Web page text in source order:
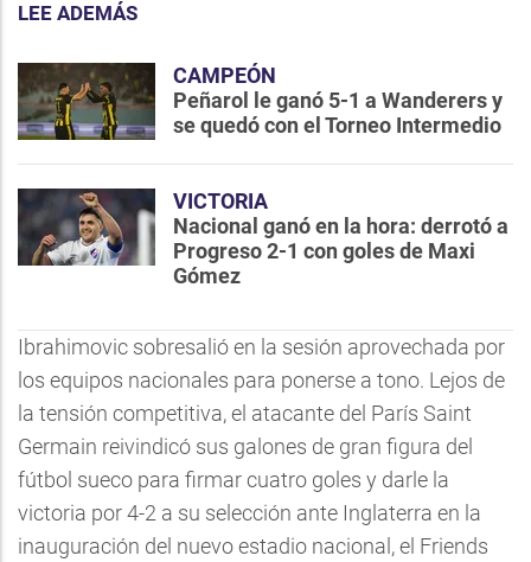
LEE ADEMÁS
CAMPEÓN
Peñarol le ganó 5-1 a Wanderers y
se quedó con el Torneo Intermedio
VICTORIA
Nacional ganó en la hora: derrotó a
Progreso 2-1 con goles de Maxi
Gómez
Ibrahimovic sobresalió en la sesión aprovechada por
los equipos nacionales para ponerse a tono. Lejos de
la tensión competitiva, el atacante del París Saint
Germain reivindicó sus galones de gran figura del
fútbol sueco para firmar cuatro goles y darle la
victoria por 4-2 a su selección ante Inglaterra en la
inauguración del nuevo estadio nacional, el Friends